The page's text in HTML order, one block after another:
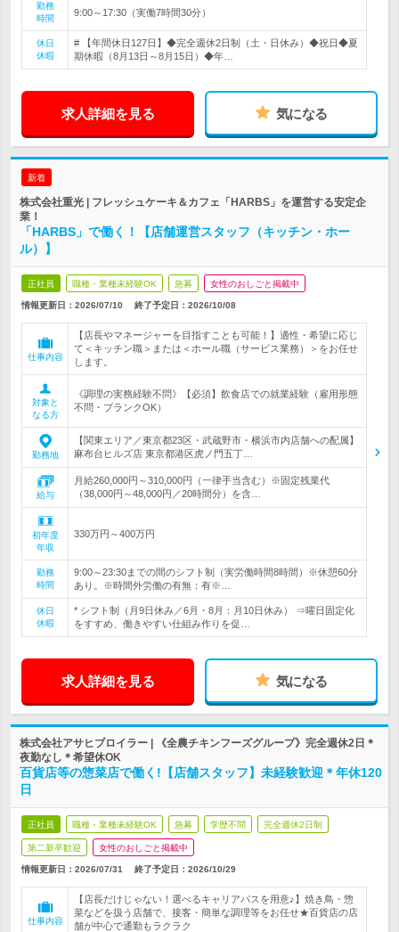
勤務
時間
9:00～17:30（実働7時間30分）
休日
休暇
# 【年間休日127日】◆完全週休2日制（土・日休み）◆祝日◆夏
期休暇（8月13日～8月15日）◆年…
求人詳細を見る 気になる
新着
株式会社重光 | フレッシュケーキ＆カフェ「HARBS」を運営する安定企
業！
「HARBS」で働く！【店舗運営スタッフ（キッチン・ホー
ル）】
正社員 職種・業種未経験OK 急募 女性のおしごと掲載中
情報更新日：2026/07/10 終了予定日： 2026/10/08
仕事内容
【店長やマネージャーを目指すことも可能！】適性・希望に応じ
て＜キッチン職＞または＜ホール職（サービス業務）＞をお任せ
します。
対象と
なる方
《調理の実務経験不問》【必須】飲食店での就業経験（雇用形態
不問・ブランクOK）
勤務地
【関東エリア／東京都23区・武蔵野市・横浜市内店舗への配属】
麻布台ヒルズ店 東京都港区虎ノ門五丁…
給与
月給260,000円～310,000円（一律手当含む）※固定残業代
（38,000円～48,000円／20時間分）を含…
初年度
年収
330万円～400万円
勤務
時間
9:00～23:30までの間のシフト制（実労働時間8時間）※休憩60分
あり。※時間外労働の有無：有※…
休日
休暇
* シフト制（月9日休み／6月・8月：月10日休み） ⇒曜日固定化
をすすめ、働きやすい仕組み作りを促…
求人詳細を見る 気になる
株式会社アサヒブロイラー | 《全農チキンフーズグループ》完全週休2日＊
夜勤なし＊希望休OK
百貨店等の惣菜店で働く!【店舗スタッフ】未経験歓迎＊年休120
日
正社員 職種・業種未経験OK 急募 学歴不問 完全週休2日制
第二新卒歓迎 女性のおしごと掲載中
情報更新日：2026/07/31 終了予定日： 2026/10/29
仕事内容
【店長だけじゃない！選べるキャリアパスを用意♪】焼き鳥・惣
菜などを扱う店舗で、接客・簡単な調理等をお任せ★百貨店の店
舗が中心で通勤もラクラク